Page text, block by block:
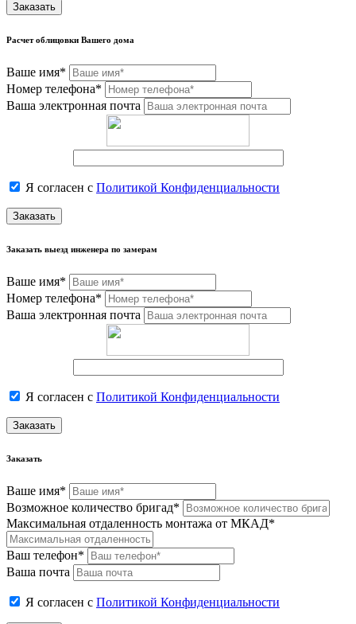
Заказать
Расчет облицовки Вашего дома
Ваше имя*
Номер телефона*
Ваша электронная почта
Я согласен с Политикой Конфиденциальности
Заказать
Заказать выезд инженера по замерам
Ваше имя*
Номер телефона*
Ваша электронная почта
Я согласен с Политикой Конфиденциальности
Заказать
Заказать
Ваше имя*
Возможное количество бригад*
Максимальная отдаленность монтажа от МКАД*
Ваш телефон*
Ваша почта
Я согласен с Политикой Конфиденциальности